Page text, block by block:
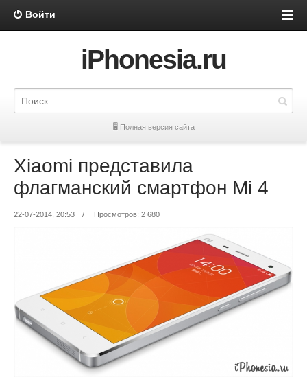
Войти
iPhonesia.ru
🖥 Полная версия сайта
Xiaomi представила
флагманский смартфон Mi 4
22-07-2014, 20:53 / Просмотров: 2 680